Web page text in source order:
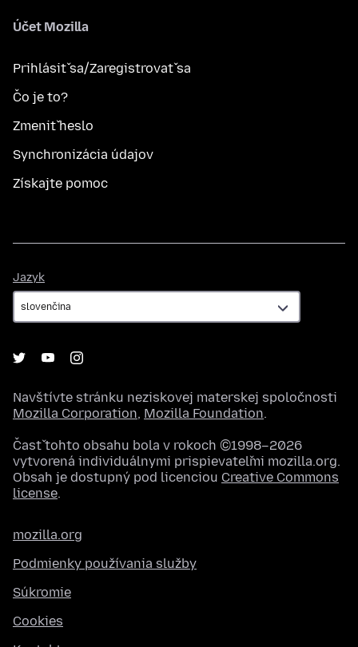
Účet Mozilla
Prihlásiť sa/Zaregistrovať sa
Čo je to?
Zmeniť heslo
Synchronizácia údajov
Získajte pomoc
Jazyk
Navštívte stránku neziskovej materskej spoločnosti
Mozilla Corporation, Mozilla Foundation.
Časť tohto obsahu bola v rokoch ©1998–2026
vytvorená individuálnymi prispievateľmi mozilla.org.
Obsah je dostupný pod licenciou Creative Commons
license.
mozilla.org
Podmienky používania služby
Súkromie
Cookies